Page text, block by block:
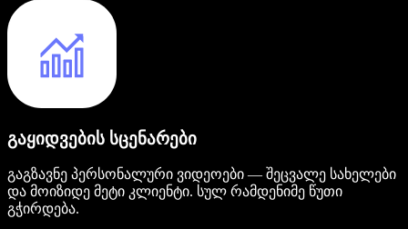
გაყიდვების სცენარები
გაგზავნე პერსონალური ვიდეოები — შეცვალე სახელები
და მოიზიდე მეტი კლიენტი. სულ რამდენიმე წუთი
გჭირდება.